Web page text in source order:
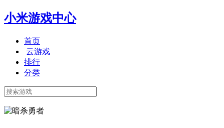
小米游戏中心
首页
云游戏
排行
分类